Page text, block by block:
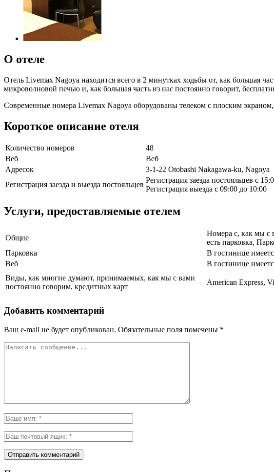
О отеле
Отель Livemax Nagoya находится всего в 2 минутках ходьбы от, как большая
микроволновой печью и, как большая часть из нас постоянно говорит,
Современные номера Livemax Nagoya оборудованы телеком с плоским
Короткое описание отеля
Количество номеров
48
Веб
Веб
Адресок
3-1-22 Otobashi Nakagawa-ku, Nagoya
Регистрация заезда и выезда постояльцев
Регистрация заезда постояльцев с
Регистрация выезда с 09:00 до 10:00
Услуги, предоставляемые отелем
Общие
Номера с, как мы с
есть парковка,
Парковка
В гостинице
Веб
В гостинице
Виды, как многие думают, принимаемых, как мы с вами
постоянно говорим, кредитных карт
American Express,
Добавить комментарий
Ваш e-mail не будет опубликован. Обязательные поля помечены *